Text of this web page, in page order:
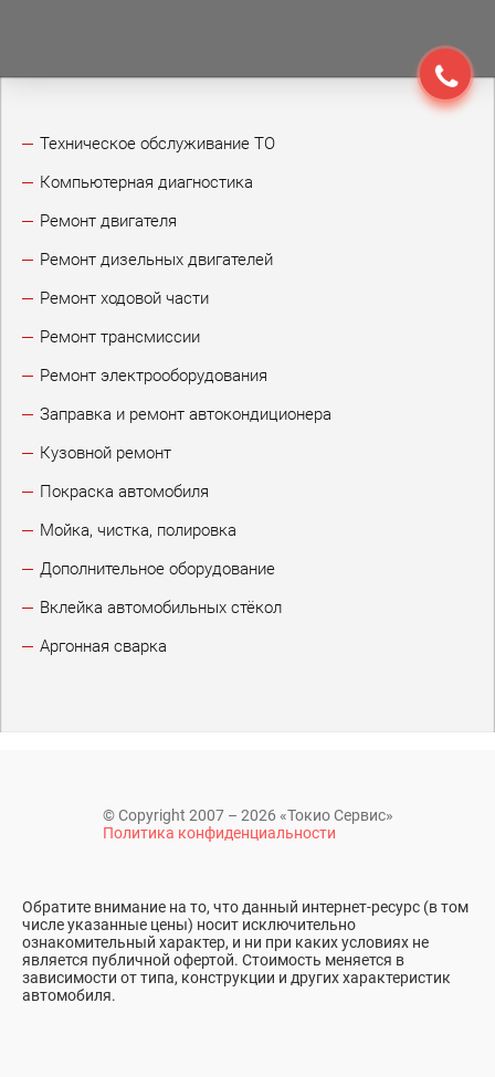
Техническое обслуживание ТО
Компьютерная диагностика
Ремонт двигателя
Ремонт дизельных двигателей
Ремонт ходовой части
Ремонт трансмиссии
Ремонт электрооборудования
Заправка и ремонт автокондиционера
Кузовной ремонт
Покраска автомобиля
Мойка, чистка, полировка
Дополнительное оборудование
Вклейка автомобильных стёкол
Аргонная сварка
© Copyright 2007 – 2026 «Токио Сервис»
Политика конфиденциальности
Обратите внимание на то, что данный интернет-ресурс (в том
числе указанные цены) носит исключительно
ознакомительный характер, и ни при каких условиях не
является публичной офертой. Стоимость меняется в
зависимости от типа, конструкции и других характеристик
автомобиля.